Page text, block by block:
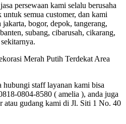
persewaan kami selalu berusaha
semua customer, dan kami
bogor, depok, tangerang,
subang, cibarusah, cikarang,
hubungi staff layanan kami bisa
0804-8580 ( amelia ), anda juga
atau gudang kami di Jl. Siti 1 No. 40